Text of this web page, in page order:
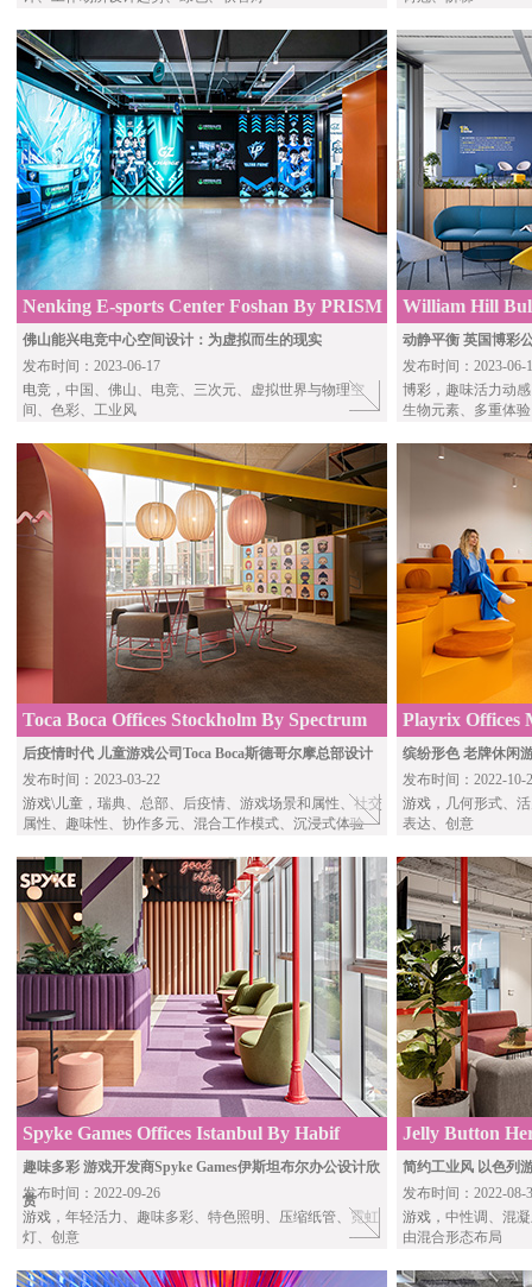
Nenking E-sports Center Foshan By PRISM
佛山能兴电竞中心空间设计：为虚拟而生的现实
发布时间：2023-06-17
电竞 ，中国、佛山、电竞、三次元、虚拟世界与物理空
间、色彩、工业风
William Hill
动静平衡 英国博彩
发布时间：2023-06-
博彩 ，趣味活力动
生物元素、多重体
Toca Boca Offices Stockholm By Spectrum
Arkitekter
后疫情时代 儿童游戏公司Toca Boca斯德哥尔摩总部设计
发布时间：2023-03-22
游戏\儿童 ，瑞典、总部、后疫情、游戏场景和属性、社交
属性、趣味性、协作多元、混合工作模式、沉浸式体验
Playrix Offices
缤纷形色 老牌休闲
发布时间：2022-10-
游戏 ，几何形式、
表达、创意
Spyke Games Offices Istanbul By Habif
Architects
趣味多彩 游戏开发商Spyke Games伊斯坦布尔办公设计欣
赏
发布时间：2022-09-26
游戏 ，年轻活力、趣味多彩、特色照明、压缩纸管、霓虹
灯、创意
Jelly Button
Architecture
简约工业风 以色列
发布时间：2022-08-
游戏， 中性调、混
由混合形态布局